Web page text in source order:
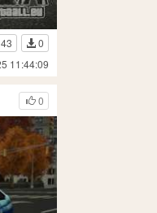
0
11:44:09
0